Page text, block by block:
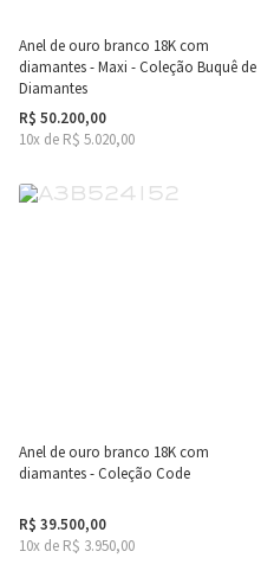
Anel de ouro branco 18K com
diamantes - Maxi - Coleção Buquê de
Diamantes
R$ 50.200,00
10x de R$ 5.020,00
Anel de ouro branco 18K com
diamantes - Coleção Code
R$ 39.500,00
10x de R$ 3.950,00